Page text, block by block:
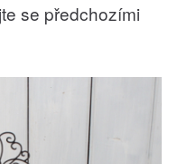
se předchozími